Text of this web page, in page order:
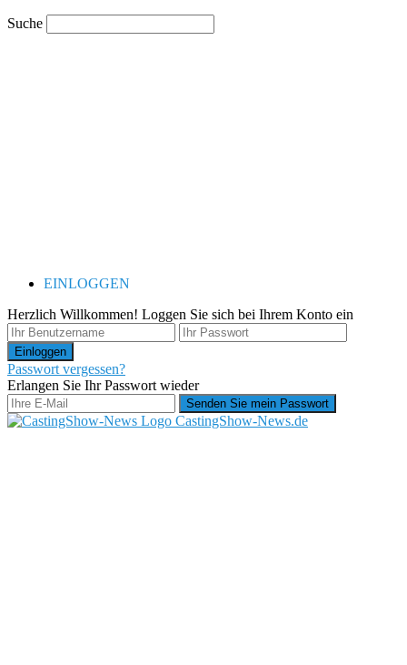
Suche
EINLOGGEN
Herzlich Willkommen! Loggen Sie sich bei Ihrem Konto ein
Passwort vergessen?
Erlangen Sie Ihr Passwort wieder
CastingShow-News.de